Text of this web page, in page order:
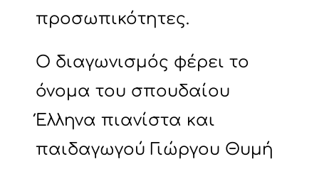
προσωπικότητες.
Ο διαγωνισμός φέρει το
όνομα του σπουδαίου
Έλληνα πιανίστα και
παιδαγωγού Γιώργου Θυμή